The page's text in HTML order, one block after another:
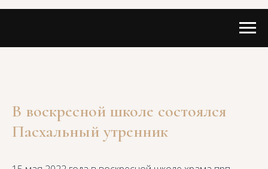
В воскресной школе состоялся
Пасхальный утренник